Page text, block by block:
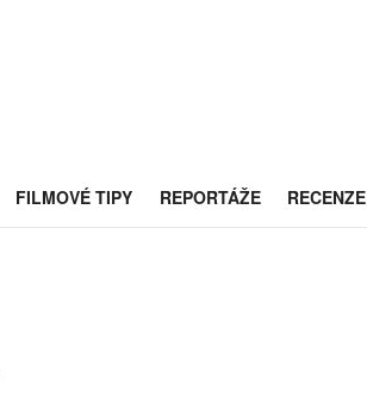
FILMOVÉ TIPY REPORTÁŽE RECENZE